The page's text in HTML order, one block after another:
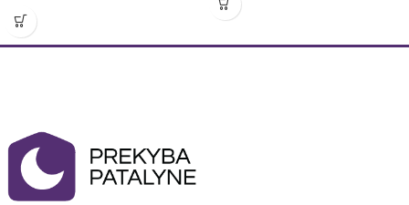
Pagaminta Vokietijoje
Teneplus plauna švelniai ir
trikotažui, patalynei.
Šilkiniai levandų maišeliai yra
nuo kandžių, todėl juos galima laikyti